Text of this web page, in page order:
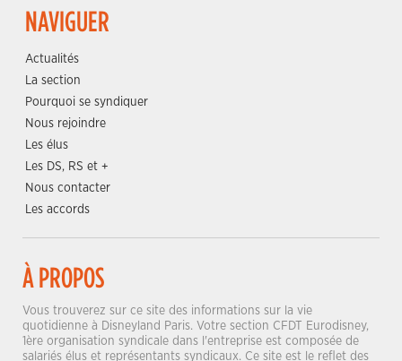
NAVIGUER
Actualités
La section
Pourquoi se syndiquer
Nous rejoindre
Les élus
Les DS, RS et +
Nous contacter
Les accords
À PROPOS
Vous trouverez sur ce site des informations sur la vie
quotidienne à Disneyland Paris. Votre section CFDT Eurodisney,
1ère organisation syndicale dans l'entreprise est composée de
salariés élus et représentants syndicaux. Ce site est le reflet des